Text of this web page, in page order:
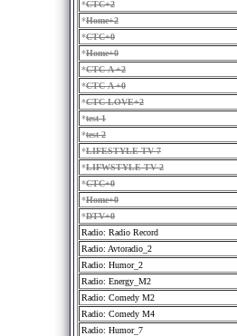
*CTC+2
*Home+2
*CTC+0
*Home+0
*CTC-A +2
*CTC-A +0
*CTC LOVE+2
*test 1
*test 2
*LIFESTYLE TV 7
*LIFWSTYLE TV 2
*CTC+0
*Home+0
*DTV+0
Radio: Radio Record
Radio: Avtoradio_2
Radio: Humor_2
Radio: Energy_M2
Radio: Comedy M2
Radio: Comedy M4
Radio: Humor_7